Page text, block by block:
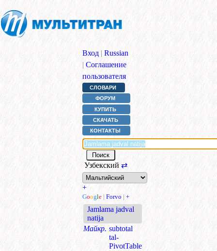
Вход | Russian
| Соглашение
пользователя
СЛОВАРИ
ФОРУМ
КУПИТЬ
СКАЧАТЬ
КОНТАКТЫ
Узбекский ⇄
+
Google | Forvo | +
Jamlama jadval
natija
Майкр. subtotal
tal-
PivotTable